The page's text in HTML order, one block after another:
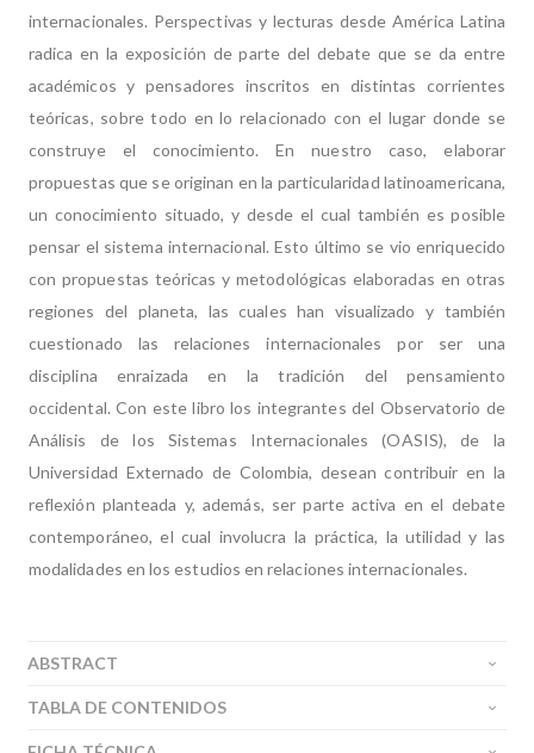
internacionales. Perspectivas y lecturas desde América Latina
radica en la exposición de parte del debate que se da entre
académicos y pensadores inscritos en distintas corrientes
teóricas, sobre todo en lo relacionado con el lugar donde se
construye el conocimiento. En nuestro caso, elaborar
propuestas que se originan en la particularidad latinoamericana,
un conocimiento situado, y desde el cual también es posible
pensar el sistema internacional. Esto último se vio enriquecido
con propuestas teóricas y metodológicas elaboradas en otras
regiones del planeta, las cuales han visualizado y también
cuestionado las relaciones internacionales por ser una
disciplina enraizada en la tradición del pensamiento
occidental.Con este libro los integrantes del Observatorio de
Análisis de los Sistemas Internacionales (OASIS), de la
Universidad Externado de Colombia, desean contribuir en la
reflexión planteada y, además, ser parte activa en el debate
contemporáneo, el cual involucra la práctica, la utilidad y las
modalidades en los estudios en relaciones internacionales.
ABSTRACT
TABLA DE CONTENIDOS